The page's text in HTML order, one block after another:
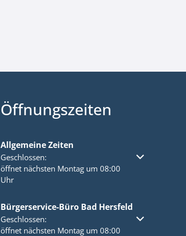
Öffnungszeiten
Allgemeine Zeiten
Klicken, um weitere Öffnungs- oder Schließzeiten
Geschlossen:
öffnet nächsten Montag um 08:00
Uhr
Bürgerservice-Büro Bad Hersfeld
Klicken, um weitere Öffnungs- oder Schließzeiten
Geschlossen:
öffnet nächsten Montag um 08:00